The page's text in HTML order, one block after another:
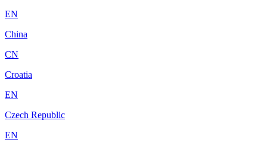
EN
China
CN
Croatia
EN
Czech Republic
EN